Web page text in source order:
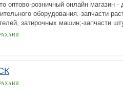
оптово-розничный онлайн магазин -
оборудования.-запчасти
затирочных машин;-запчасти